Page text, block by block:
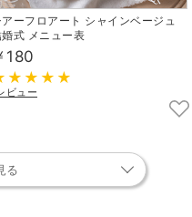
アーフロアート シャインベージュ
婚式 メニュー表
180
ビュー
る